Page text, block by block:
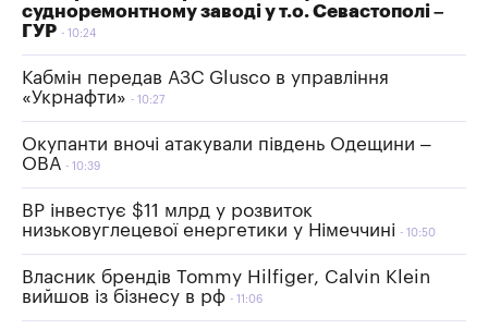
судноремонтному заводі у т.о. Севастополі –
ГУР
10:24
Кабмін передав АЗС Glusco в управління
«Укрнафти»
10:27
Окупанти вночі атакували південь Одещини –
ОВА
10:39
BP інвестує $11 млрд у розвиток
низьковуглецевої енергетики у Німеччині
10:50
Власник брендів Tommy Hilfiger, Calvin Klein
вийшов із бізнесу в рф
11:06